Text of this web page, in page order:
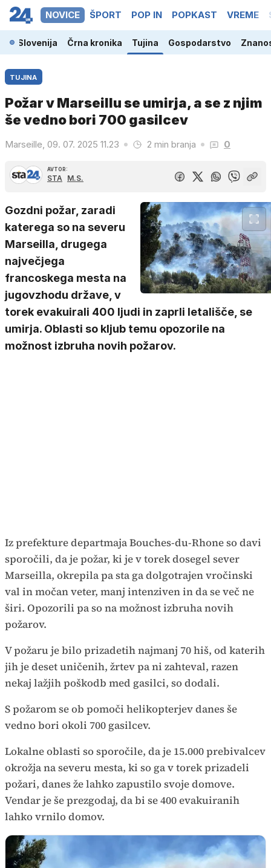
NOVICE ŠPORT POP IN POPKAST VREME
Slovenija Črna kronika Tujina Gospodarstvo
TUJINA
Požar v Marseillu se umirja, a se z njim
še vedno bori 700 gasilcev
Marseille, 09. 07. 2025 11.23 2 min branja 0
AVTOR:
STA M.S.
Gozdni požar, zaradi
katerega so na severu
Marseilla, drugega
največjega
francoskega mesta na
jugovzhodu države, v
torek evakuirali 400 ljudi in zaprli letališče, se
umirja. Oblasti so kljub temu opozorile na
možnost izbruha novih požarov.
Iz prefekture departmaja Bouches-du-Rhone so davi
sporočili, da je požar, ki je v torek dosegel sever
Marseilla, okrepila pa sta ga dolgotrajen vročinski
val in močan veter, manj intenziven in da se več ne
širi. Opozorili pa so na možnost izbruha novih
požarov.
V požaru je bilo prizadetih najmanj 70 hiš, od katerih
jih je deset uničenih, žrtev pa ni zahteval, razen
nekaj lažjih poškodb med gasilci, so dodali.
S požarom se ob pomoči helikopterjev danes še
vedno bori okoli 700 gasilcev.
Lokalne oblasti so sporočile, da je 15.000 prebivalcev
okrožja na severu mesta, ki so ga v torek prizadeli
požari, danes že lahko zapustilo svoje domove.
Vendar je še prezgodaj, da bi se 400 evakuiranih
lahko vrnilo domov.